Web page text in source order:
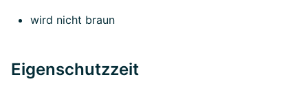
wird nicht braun
Eigenschutzzeit